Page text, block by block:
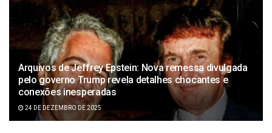
Arquivos de Jeffrey Epstein: Nova remessa divulgada
pelo governo Trump revela detalhes chocantes e
conexões inesperadas
24 DE DEZEMBRO DE 2025